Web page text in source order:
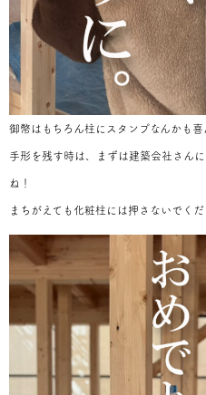
御幣はもちろん柱にスタンプなんかも喜
手形を残す時は、まずは建築会社さん
ね！
まちがえても化粧柱には押さないでくだ